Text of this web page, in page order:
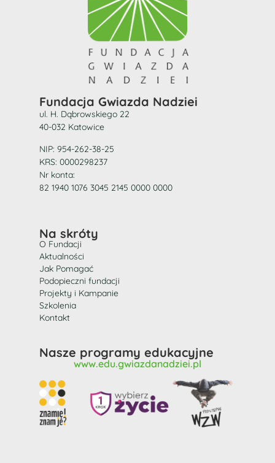
Fundacja Gwiazda Nadziei
ul. H. Dąbrowskiego 22
40-032 Katowice
NIP: 954-262-38-25
KRS: 0000298237
Nr konta:
82 1940 1076 3045 2145 0000 0000
Na skróty
O Fundacji
Aktualności
Jak Pomagać
Podopieczni fundacji
Projekty i Kampanie
Szkolenia
Kontakt
Nasze programy edukacyjne
www.edu.gwiazdanadziei.pl